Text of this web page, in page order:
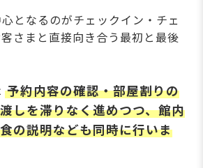
となるのがチェックイン・チェ
さまと直接向き合う最初と最後
予約内容の確認・部屋割りの
しを滞りなく進めつつ、館内
の説明なども同時に行いま